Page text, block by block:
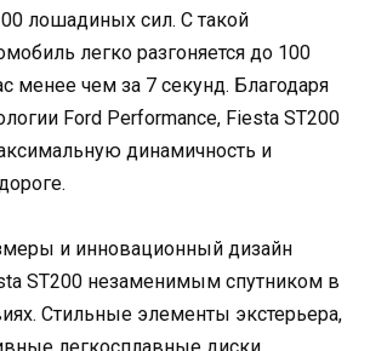
лошадиных сил. С такой
легко разгоняется до 100
менее чем за 7 секунд. Благодаря
Ford Performance, Fiesta ST200
динамичность и
и инновационный дизайн
ST200 незаменимым спутником в
Стильные элементы экстерьера,